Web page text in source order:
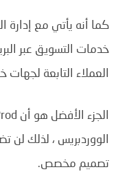
كما أنه يأتي مع
خدمات التسويق عبر
العملاء التابعة لجهات
الووردبريس ، لذلك لن
تصميم مخصص.